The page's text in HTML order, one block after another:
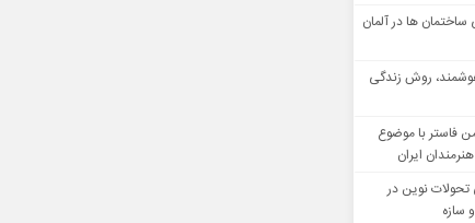
ساختمان ها در آلمان
روش زندگی
فاستر با موضوع
ایران
تحولات نوین در
سازه